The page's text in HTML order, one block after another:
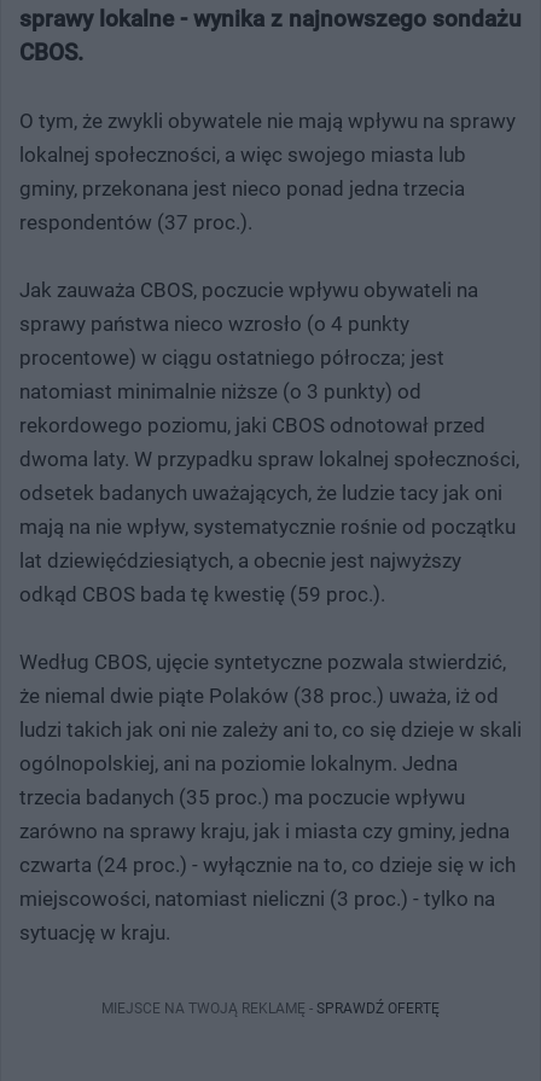
sprawy lokalne - wynika z najnowszego sondażu
CBOS.
O tym, że zwykli obywatele nie mają wpływu na sprawy
lokalnej społeczności, a więc swojego miasta lub
gminy, przekonana jest nieco ponad jedna trzecia
respondentów (37 proc.).
Jak zauważa CBOS, poczucie wpływu obywateli na
sprawy państwa nieco wzrosło (o 4 punkty
procentowe) w ciągu ostatniego półrocza; jest
natomiast minimalnie niższe (o 3 punkty) od
rekordowego poziomu, jaki CBOS odnotował przed
dwoma laty. W przypadku spraw lokalnej społeczności,
odsetek badanych uważających, że ludzie tacy jak oni
mają na nie wpływ, systematycznie rośnie od początku
lat dziewięćdziesiątych, a obecnie jest najwyższy
odkąd CBOS bada tę kwestię (59 proc.).
Według CBOS, ujęcie syntetyczne pozwala stwierdzić,
że niemal dwie piąte Polaków (38 proc.) uważa, iż od
ludzi takich jak oni nie zależy ani to, co się dzieje w skali
ogólnopolskiej, ani na poziomie lokalnym. Jedna
trzecia badanych (35 proc.) ma poczucie wpływu
zarówno na sprawy kraju, jak i miasta czy gminy, jedna
czwarta (24 proc.) - wyłącznie na to, co dzieje się w ich
miejscowości, natomiast nieliczni (3 proc.) - tylko na
sytuację w kraju.
MIEJSCE NA TWOJĄ REKLAMĘ - SPRAWDŹ OFERTĘ